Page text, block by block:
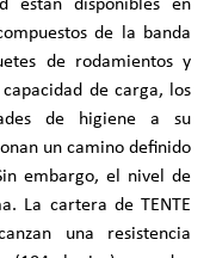
están disponibles en
de la banda
de rodamientos y
de carga, los
de higiene a su
un camino definido
embargo, el nivel de
La cartera de TENTE
una resistencia